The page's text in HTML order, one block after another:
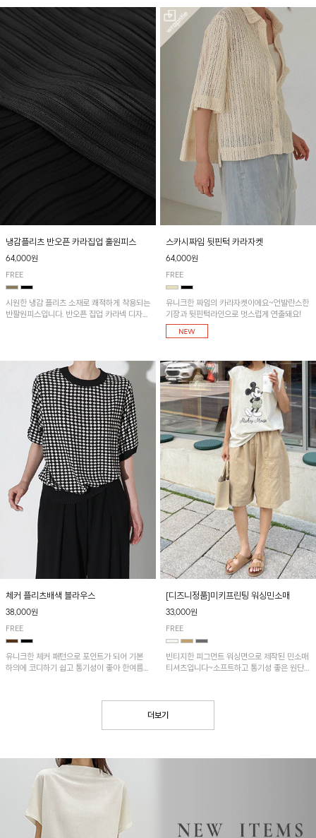
냉감플리츠 반오픈 카라집업 훌원피스
64,000원
FREE
시원한 냉감 플리츠 소재로 쾌적하게 착용되는
반팔원피스입니다. 반오픈 집업 카라넥 디자인
스카시짜임 뒷핀턱 카라자켓
64,000원
FREE
유니크한 짜임의 카라자켓이에요~언발란스한
기장과 뒷핀턱라인으로 멋스럽게 연출돼요!
체커 플리츠배색 블라우스
38,000원
FREE
유니크한 체커 패턴으로 포인트가 되어 기본
하의에 코디하기 쉽고 통기성이 좋아 한여름에
[디즈니정품]미키프린팅 워싱민소매
33,000원
FREE
빈티지한 피그먼트 워싱면으로 제작된 민소매
티셔츠입니다~소프트하고 통기성 좋은 원단
더보기